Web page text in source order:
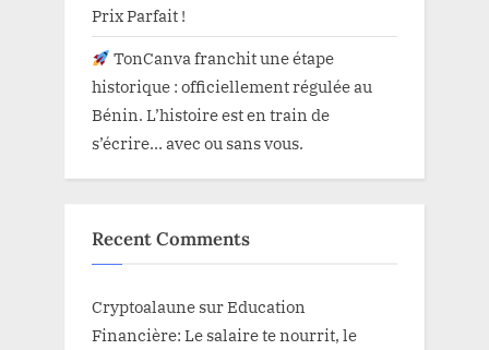
Prix Parfait !
TonCanva franchit une étape
historique : officiellement régulée au
Bénin. L’histoire est en train de
s’écrire… avec ou sans vous.
Recent Comments
Cryptoalaune surEducation
Financière: Le salaire te nourrit, le